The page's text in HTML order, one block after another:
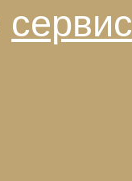
сервис